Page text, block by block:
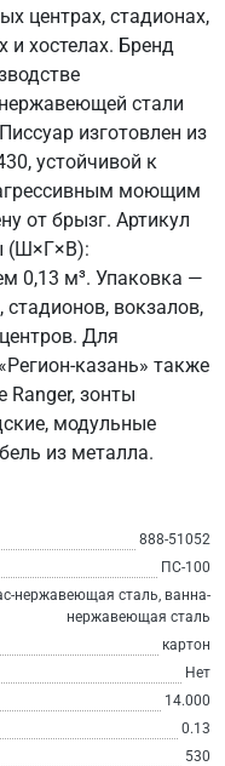
центрах, стадионах,
и хостелах. Бренд
стали
изготовлен из
устойчивой к
моющим
от брызг. Артикул
(Ш×Г×В):
0,13 м³. Упаковка —
вокзалов,
Для
казань» также
зонты
модульные
из металла.
888-51052
ПС-100
нержавеющая сталь, ванна-
нержавеющая сталь
картон
Нет
14.000
0.13
530